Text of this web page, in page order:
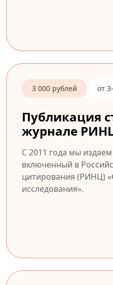
3 000 рублей от
Публикация
журнале
С 2011 года мы
включенный в
цитирования (РИНЦ)
исследования».